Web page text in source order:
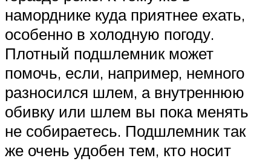
наморднике куда приятнее ехать,
особенно в холодную погоду.
Плотный подшлемник может
помочь, если, например, немного
разносился шлем, а внутреннюю
обивку или шлем вы пока менять
не собираетесь. Подшлемник так
же очень удобен тем, кто носит